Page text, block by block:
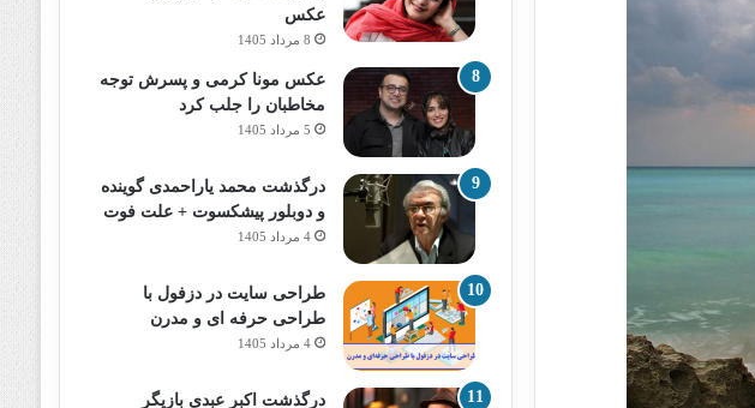
عکس
8 مرداد 1405
عکس مونا کرمی و پسرش توجه
مخاطبان را جلب کرد
5 مرداد 1405
درگذشت محمد یاراحمدی گوینده
و دوبلور پیشکسوت + علت فوت
4 مرداد 1405
طراحی سایت در دزفول با
طراحی حرفه‌ ای و مدرن
4 مرداد 1405
درگذشت اکبر عبدی بازیگر